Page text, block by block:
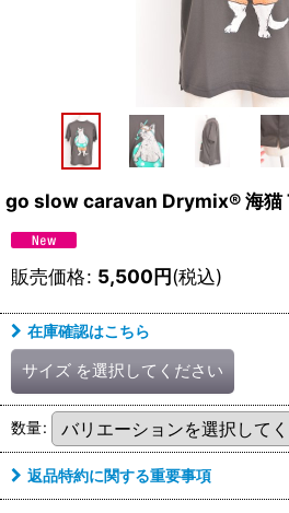
go slow caravan Drymix® 海猫
販売価格: 5,500円(税込)
在庫確認はこちら
サイズ を選択してください
数量:
返品特約に関する重要事項